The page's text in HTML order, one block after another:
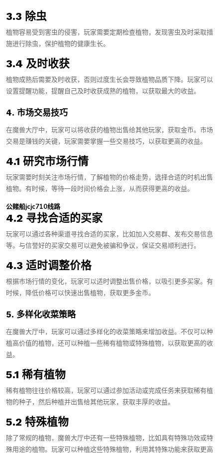
3.3 除虫
植物容易受到害虫的侵害，玩家需要定期检查植物，发现害虫及时采取措
施进行除虫，保护植物的健康生长。
3.4 及时收获
植物成熟后需要及时收获，否则过度生长会导致植物品质下降。玩家可以
设置提醒功能，提醒自己及时收获成熟的植物，以获取最大的收益。
4. 市场交易技巧
在魔兽大厅中，玩家可以将收获的植物出售给其他玩家，获取金币。市场
交易是赚钱的关键，玩家需要掌握一些交易技巧，以获取更高的收益。
4.1 研究市场行情
玩家需要时刻关注市场行情，了解植物的价格走势，选择合适的时机出售
植物。有时候，等待一段时间价格会上涨，从而获得更高的收益。
公赌船jcjc710线路
4.2 寻找合适的买家
玩家可以通过各种渠道寻找合适的买家，比如加入交易群、发布交易信息
等。与信誉好的买家交易可以避免被骗和争议，保证交易顺利进行。
4.3 适时调整价格
根据市场行情的变化，玩家可以适时调整出售价格，以吸引更多买家。有
时候，降低价格可以快速出售植物，获取更多金币。
5. 多样化收菜策略
在魔兽大厅中，玩家可以通过多样化的收菜策略来增加收益。不仅可以种
植高价值的植物，还可以种植一些稀有植物或特殊植物，以获取更高的收
益。
5.1 稀有植物
稀有植物往往价格较高，玩家可以通过参加活动或完成任务来获取稀有植
物的种子，然后种植并出售给其他玩家，获取丰厚的收益。
5.2 特殊植物
除了常规的植物，魔兽大厅中还有一些特殊植物，比如具有特殊功效或特
殊用途的植物。玩家可以种植这些特殊植物，利用其特殊功能来获取更高